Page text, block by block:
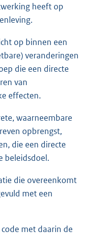
heeft op
op binnen een
veranderingen
die een directe
van
effecten.
waarneembare
opbrengst,
die een directe
beleidsdoel.
die overeenkomt
met een
met daarin de